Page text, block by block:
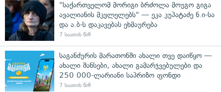
"საქართველომ მორიგი ბრძოლა მოუგო გიგა
ავალიანის მკვლელებს" — ეკა კუპატაძე ნ.ი-სა
და ა.ბ-ს დაკავებას ეხმაურება
7 საათის წინ
საგანძურის მარათონში ახალი თვე დაიწყო —
ახალი შანსები, ახალი გამარჯვებულები და
250 000-ლარიანი საპრიზო ფონდი
7 საათის წინ